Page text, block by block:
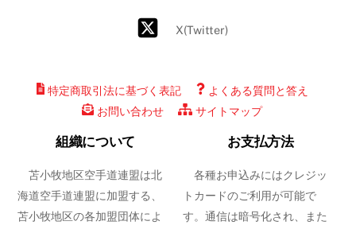
X(Twitter)
特定商取引法に基づく表記
よくある質問と答え
お問い合わせ
サイトマップ
組織について
苫小牧地区空手道連盟は北
海道空手道連盟に加盟する、
苫小牧地区の各加盟団体によ
お支払方法
各種お申込みにはクレジッ
トカードのご利用が可能で
す。通信は暗号化され、また